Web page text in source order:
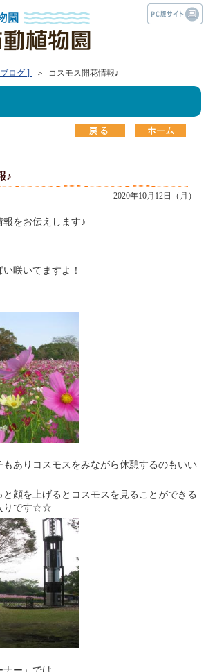
ログ ] ＞ コスモス開花情報♪
♪
2020年10月12日（月）
をお伝えします♪
咲いてますよ！
ありコスモスをみながら休憩するのもいい
顔を上げるとコスモスを見ることができる
りです☆☆
ー」では、